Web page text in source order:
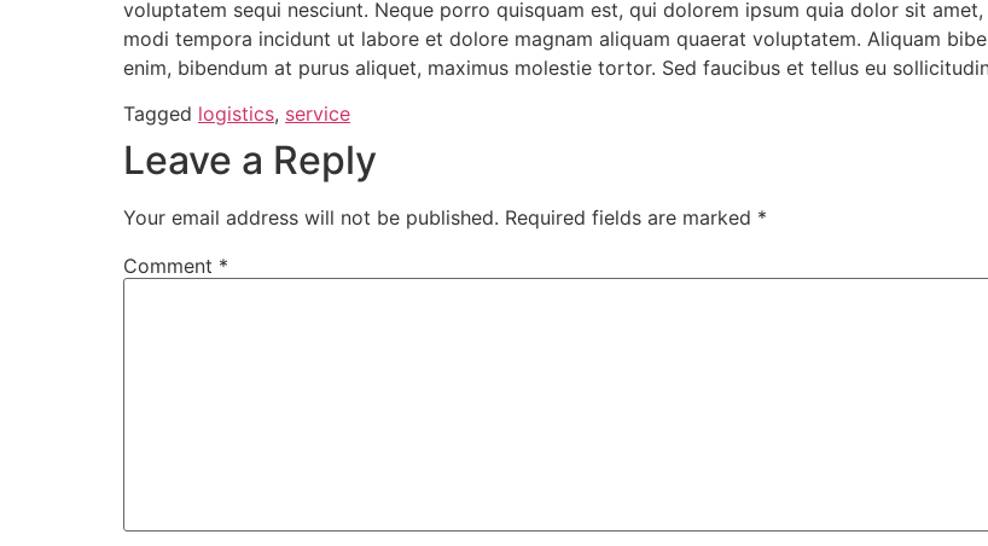
voluptatem sequi nesciunt. Neque porro quisquam est, qui dolorem ipsum quia dolor sit
modi tempora incidunt ut labore et dolore magnam aliquam quaerat voluptatem. Aliquam
enim, bibendum at purus aliquet, maximus molestie tortor. Sed faucibus et tellus eu
Tagged logistics, service
Leave a Reply
Your email address will not be published. Required fields are marked *
Comment *